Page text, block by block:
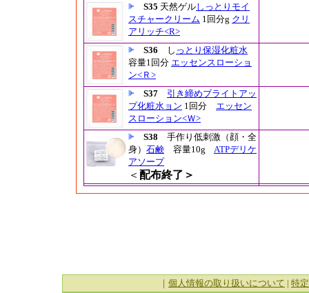
S35 天然ゲルしっとりモイ
スチャークリーム 1回分g クリ
アリッチ<R>
S36 し っとり保湿化粧水
容量1回分 エッセンスローショ
ン<Ｒ>
S37
引き締めブライトアッ
プ化粧水ョン 1回分 エッセン
スローション<Ｗ>
S38 手作り低刺激（顔・全
身） 石鹸 容量10g ATPデリケ
アソープ
＜ 配布終了＞
｜ 個人情報の取り扱いについて | 特